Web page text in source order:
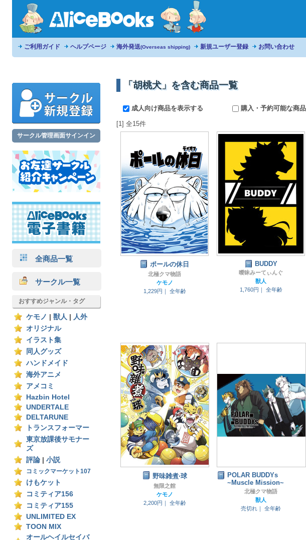
ご利用ガイド ヘルプページ 海外発送(Overseas shipping) 新規ユーザー登録 お問い合わせ
サークル管理画面サインイン
全商品一覧
サークル一覧
おすすめジャンル・タグ
ケモノ 獣人
人外
オリジナル
イラスト集
同人グッズ
ハンドメイド
海外アニメ
アメコミ
Hazbin Hotel
UNDERTALE
DELTARUNE
トランスフォーマー
東京放課後サモナー
ズ
評論
小説
コミックマーケット107
けもケット
コミティア156
コミティア155
UNLIMITED EX
TOON MIX
オールヘイルセイバ
「胡桃犬」を含む商品一覧
成人向け商品を表示する 購入・予約可能な商
[1] 全15件
ポールの休日
北極クマ物語
ケモノ
1,229円｜
全年齢
BUDDY
曖昧みーてぃんぐ
獣人
1,760円｜
全年齢
野味雑煮‧球
無限之館
ケモノ
2,200円｜
全年齢
POLAR BUDDYs
~Muscle Mission~
北極クマ物語
獣人
売切れ｜
全年齢